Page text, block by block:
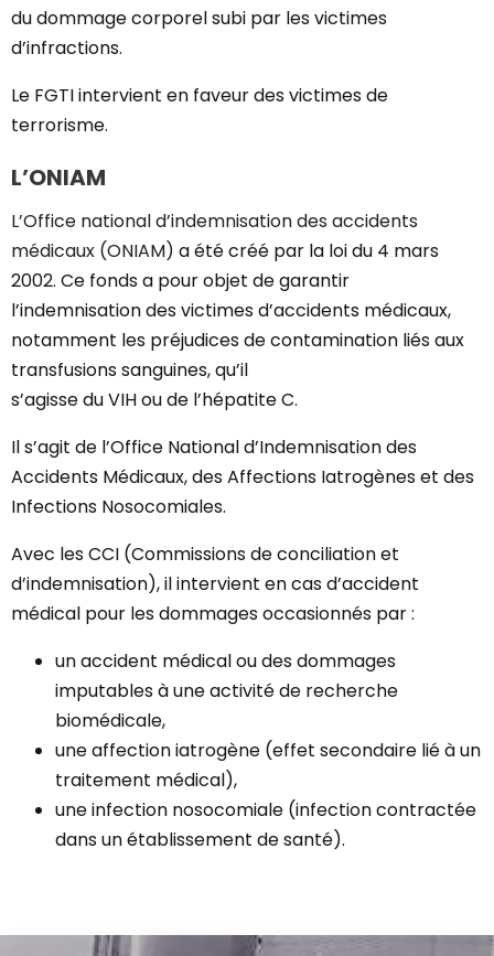
du dommage corporel subi par les victimes
d’infractions.
Le FGTI intervient en faveur des victimes de
terrorisme.
L’ONIAM
L’Office national d’indemnisation des accidents
médicaux (ONIAM) a été créé par la loi du 4 mars
2002. Ce fonds a pour objet de garantir
l’indemnisation des victimes d’accidents médicaux,
notamment les préjudices de contamination liés aux
transfusions sanguines, qu’il
s’agisse du VIH ou de l’hépatite C.
Il s’agit de l’Office National d’Indemnisation des
Accidents Médicaux, des Affections Iatrogènes et des
Infections Nosocomiales.
Avec les CCI (Commissions de conciliation et
d’indemnisation), il intervient en cas d’accident
médical pour les dommages occasionnés par :
un accident médical ou des dommages
imputables à une activité de recherche
biomédicale,
une affection iatrogène (effet secondaire lié à un
traitement médical),
une infection nosocomiale (infection contractée
dans un établissement de santé).